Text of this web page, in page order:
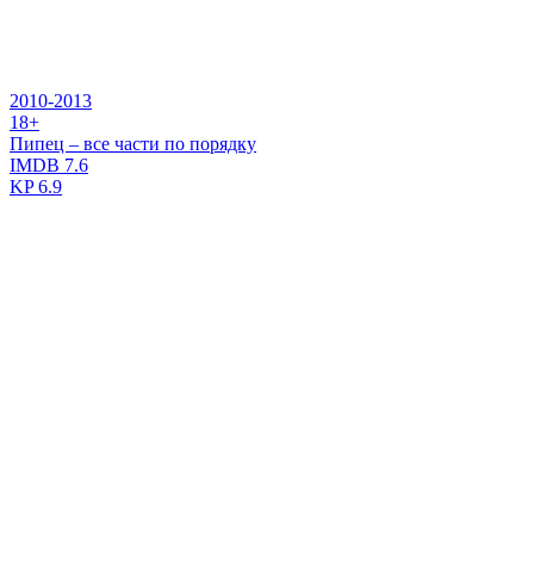
2010-2013
18+
Пипец – все части по порядку
IMDB 7.6
KP6.9